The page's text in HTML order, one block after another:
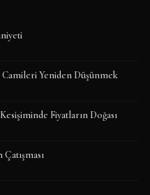
Yeniden Düşünmek
Fiyatların Doğası